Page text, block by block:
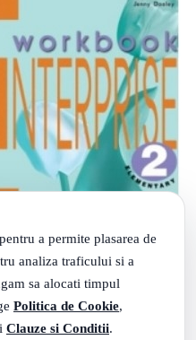
a permite plasarea de
analiza traficului si a
sa alocati timpul
Politica de Cookie,
Clauze si Conditii.